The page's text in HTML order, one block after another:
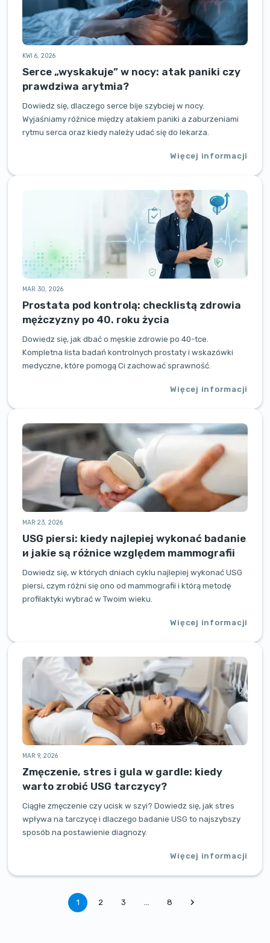
KWI 6, 2026
Serce „wyskakuje” w nocy: atak paniki czy
prawdziwa arytmia?
Dowiedz się, dlaczego serce bije szybciej w nocy.
Wyjaśniamy różnice między atakiem paniki a zaburzeniami
rytmu serca oraz kiedy należy udać się do lekarza.
Więcej informacji
MAR 30, 2026
Prostata pod kontrolą: checklistą zdrowia
mężczyzny po 40. roku życia
Dowiedz się, jak dbać o męskie zdrowie po 40-tce.
Kompletna lista badań kontrolnych prostaty i wskazówki
medyczne, które pomogą Ci zachować sprawność.
Więcej informacji
MAR 23, 2026
USG piersi: kiedy najlepiej wykonać badanie
и jakie są różnice względem mammografii
Dowiedz się, w których dniach cyklu najlepiej wykonać USG
piersi, czym różni się ono od mammografii i którą metodę
profilaktyki wybrać w Twoim wieku.
Więcej informacji
MAR 9, 2026
Zmęczenie, stres i gula w gardle: kiedy
warto zrobić USG tarczycy?
Ciągłe zmęczenie czy ucisk w szyi? Dowiedz się, jak stres
wpływa na tarczycę i dlaczego badanie USG to najszybszy
sposób na postawienie diagnozy.
Więcej informacji
1 2 3 8